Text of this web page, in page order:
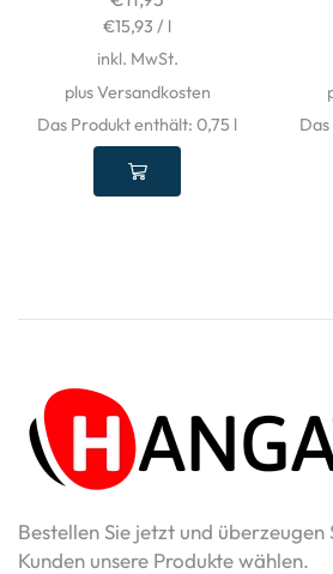
€15,93 / l
inkl. MwSt.
plus Versandkosten
Das Produkt enthält: 0,75 l
Bestellen Sie jetzt und überzeugen
Kunden unsere Produkte wählen.